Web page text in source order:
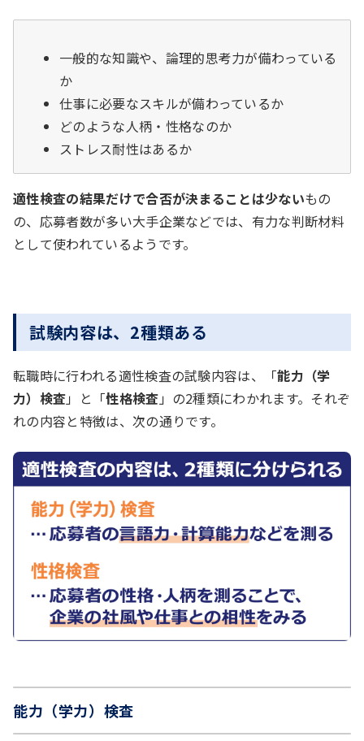
一般的な知識や、論理的思考力が備わっている
か
仕事に必要なスキルが備わっているか
どのような人柄・性格なのか
ストレス耐性はあるか
適性検査の結果だけで合否が決まることは少ないもの
の、応募者数が多い大手企業などでは、有力な判断材料
として使われているようです。
試験内容は、2種類ある
転職時に行われる適性検査の試験内容は、「能力（学
力）検査」と「性格検査 」の2種類にわかれます。それぞ
れの内容と特徴は、次の通りです。
能力（学力）検査